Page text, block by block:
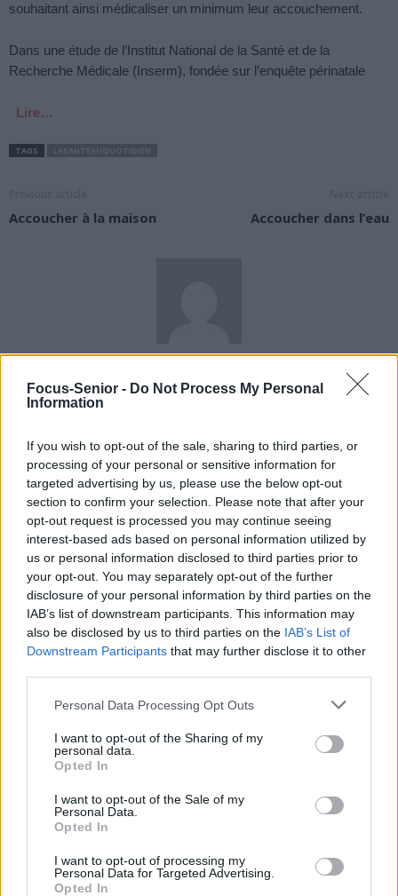
Focus-Senior - Do Not Process My Personal
Information
If you wish to opt-out of the sale, sharing to third parties, or
processing of your personal or sensitive information for
targeted advertising by us, please use the below opt-out
section to confirm your selection. Please note that after your
opt-out request is processed you may continue seeing
interest-based ads based on personal information utilized by
us or personal information disclosed to third parties prior to
your opt-out. You may separately opt-out of the further
disclosure of your personal information by third parties on the
IAB’s list of downstream participants. This information may
also be disclosed by us to third parties on the IAB’s List of
Downstream Participants that may further disclose it to other
Personal Data Processing Opt Outs
I want to opt-out of the Sharing of my
personal data.
Opted In
I want to opt-out of the Sale of my
Personal Data.
Opted In
I want to opt-out of processing my
Personal Data for Targeted Advertising.
Opted In
souhaitant ainsi médicaliser un minimum leur accouchement.
Dans une étude de l’Institut National de la Santé et de la
Recherche Médicale (Inserm), fondée sur l’enquête périnatale
Lire…
TAGS
Accoucher à la maison Accoucher dans l’eau
news
Santé
Sieste après 65 ans : la
clé pour préserver votre
cerveau ou le mettre en
danger
Santé
Ménopause et
problèmes urinaires : le
secret inattendu des
sous-vêtements à
découvrir
Santé
Ménopause précoce : le
risque accru
d’hypertension à ne pas
ignorer
Pic de chaleur : les régions où il fera le plus chaud cette
28 juillet 2020
Restos du cœur : soutien essentiel pour 1 million de Français
25 novembre 2020
Peau brillante : ce qu’elle révèle sur votre santé et comment
l’enrayer
19 décembre 2025